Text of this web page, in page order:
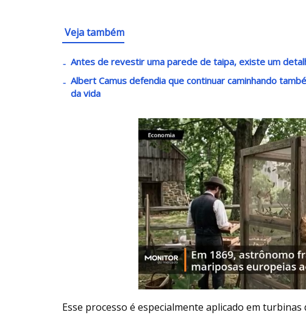
Veja também
Antes de revestir uma parede de taipa, existe um
Albert Camus defendia que continuar caminhando
da vida
Esse processo é especialmente aplicado em